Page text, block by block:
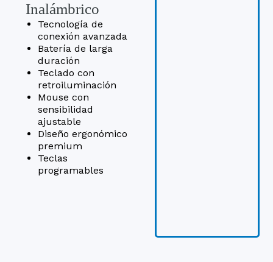
Inalámbrico
Tecnología de
conexión avanzada
Batería de larga
duración
Teclado con
retroiluminación
Mouse con
sensibilidad
ajustable
Diseño ergonómico
premium
Teclas
programables